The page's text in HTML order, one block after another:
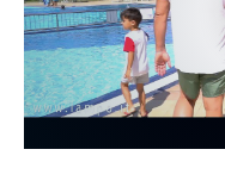
CAORLE
permitted
to
load
due
trackers
Arrivée/départ
libre sauf
du
14/06
au
B
3/5
pers
Plan
VTF,
des
offres
exclusives
et